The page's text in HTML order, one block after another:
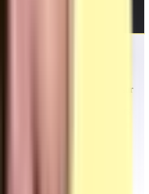
MEG Business 360 s’appuie sur
marketing et commercial